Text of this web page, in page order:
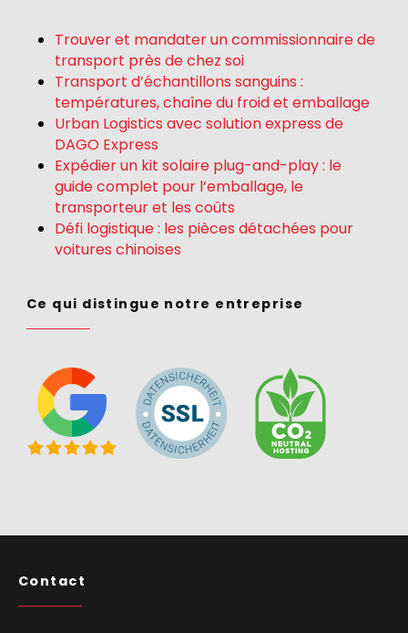
Trouver et mandater un commissionnaire de
transport près de chez soi
Transport d’échantillons sanguins :
températures, chaîne du froid et emballage
Urban Logistics avec solution express de
DAGO Express
Expédier un kit solaire plug-and-play : le
guide complet pour l’emballage, le
transporteur et les coûts
Défi logistique : les pièces détachées pour
voitures chinoises
Ce qui distingue notre entreprise
Contact